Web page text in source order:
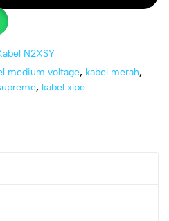
N2XSY
medium voltage, kabel merah,
, kabel xlpe